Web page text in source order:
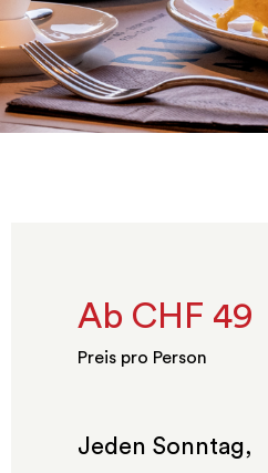
Ab CHF 49
Preis pro Person
Jeden Sonntag,